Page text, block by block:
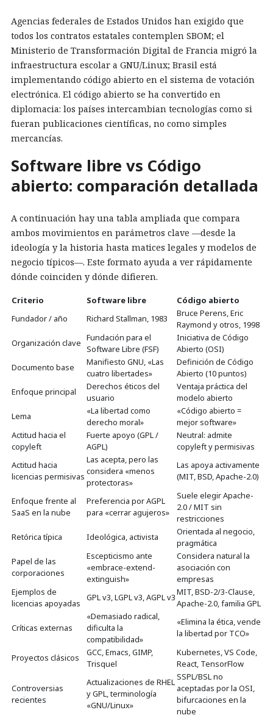
Agencias federales de Estados Unidos han exigido que
todos los contratos estatales contemplen SBOM; el
Ministerio de Transformación Digital de Francia migró la
infraestructura escolar a GNU/Linux; Brasil está
implementando código abierto en el sistema de votación
electrónica. El código abierto se ha convertido en
diplomacia: los países intercambian tecnologías como si
fueran publicaciones científicas, no como simples
mercancías.
Software libre vs Código
abierto: comparación detallada
A continuación hay una tabla ampliada que compara
ambos movimientos en parámetros clave —desde la
ideología y la historia hasta matices legales y modelos de
negocio típicos—. Este formato ayuda a ver rápidamente
dónde coinciden y dónde difieren.
Criterio Software libre
Código abierto
Fundador / año
Richard Stallman, 1983
Bruce Perens, Eric
Raymond y otros, 1998
Organización clave Fundación para el
Software Libre (FSF)
Iniciativa de Código
Abierto (OSI)
Documento base
Manifiesto GNU, «Las
cuatro libertades»
Definición de Código
Abierto (10 puntos)
Enfoque principal
Derechos éticos del
usuario
Ventaja práctica del
modelo abierto
Lema
«La libertad como
derecho moral»
«Código abierto =
mejor software»
Actitud hacia el
copyleft
Fuerte apoyo (GPL /
AGPL)
Neutral: admite
copyleft y permisivas
Actitud hacia
licencias permisivas
Las acepta, pero las
considera «menos
protectoras»
Las apoya activamente
(MIT, BSD, Apache-2.0)
Enfoque frente al
SaaS en la nube
Preferencia por AGPL
para «cerrar agujeros»
Suele elegir Apache-
2.0 / MIT sin
restricciones
Retórica típica
Ideológica, activista
Orientada al negocio,
pragmática
Papel de las
corporaciones
Escepticismo ante
«embrace-extend-
extinguish»
Considera natural la
asociación con
empresas
Ejemplos de
licencias apoyadas
GPL v3, LGPL v3, AGPL v3MIT, BSD-2/3-Clause,
Apache-2.0, familia GPL
Críticas externas
«Demasiado radical,
dificulta la
compatibilidad»
«Elimina la ética, vende
la libertad por TCO»
Proyectos clásicos
GCC, Emacs, GIMP,
Trisquel
Kubernetes, VS Code,
React, TensorFlow
Controversias
recientes
Actualizaciones de RHEL
y GPL, terminología
«GNU/Linux»
SSPL/BSL no
aceptadas por la OSI,
bifurcaciones en la
nube